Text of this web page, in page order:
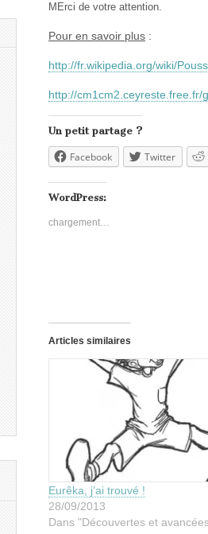
MErci de votre attention.
Pour en savoir plus :
http://fr.wikipedia.org/wiki/
http://cm1cm2.ceyreste.free.fr/
Un petit partage ?
Facebook Twitter
WordPress:
chargement…
Articles similaires
Eurêka, j’ai trouvé !
28/09/2013
Dans "Découvertes et